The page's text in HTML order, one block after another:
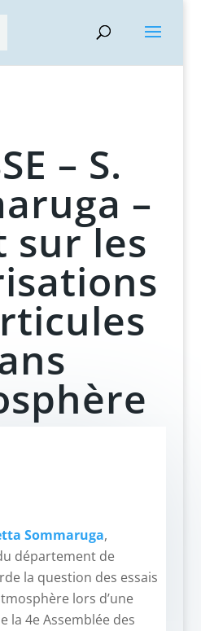
– S.
–
sur les
Sommaruga,
département de
la question des essais
lors d’une
la 4e Assemblée des